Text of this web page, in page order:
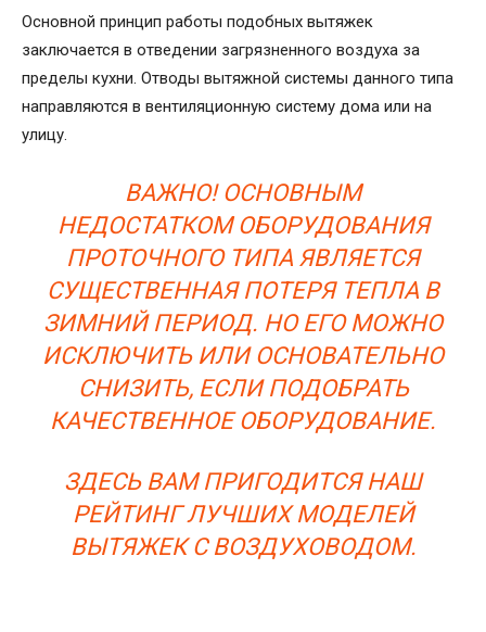
Основной принцип работы подобных вытяжек
заключается в отведении загрязненного воздуха за
пределы кухни. Отводы вытяжной системы данного типа
направляются в вентиляционную систему дома или на
улицу.
ВАЖНО! ОСНОВНЫМ
НЕДОСТАТКОМ ОБОРУДОВАНИЯ
ПРОТОЧНОГО ТИПА ЯВЛЯЕТСЯ
СУЩЕСТВЕННАЯ ПОТЕРЯ ТЕПЛА В
ЗИМНИЙ ПЕРИОД. НО ЕГО МОЖНО
ИСКЛЮЧИТЬ ИЛИ ОСНОВАТЕЛЬНО
СНИЗИТЬ, ЕСЛИ ПОДОБРАТЬ
КАЧЕСТВЕННОЕ ОБОРУДОВАНИЕ.
ЗДЕСЬ ВАМ ПРИГОДИТСЯ НАШ
РЕЙТИНГ ЛУЧШИХ МОДЕЛЕЙ
ВЫТЯЖЕК С ВОЗДУХОВОДОМ.